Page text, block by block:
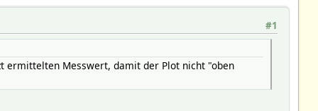
#1
ermittelten Messwert, damit der Plot nicht "oben